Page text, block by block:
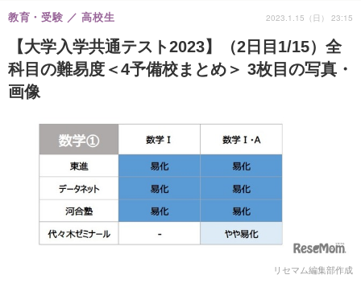
【大学入学共通テスト2023】（2日目1/15）全
科目の難易度＜4予備校まとめ＞ 3枚目の写真・
画像
教育・受験 高校生 2023.1.15（日） 23:15
リセマム編集部作成